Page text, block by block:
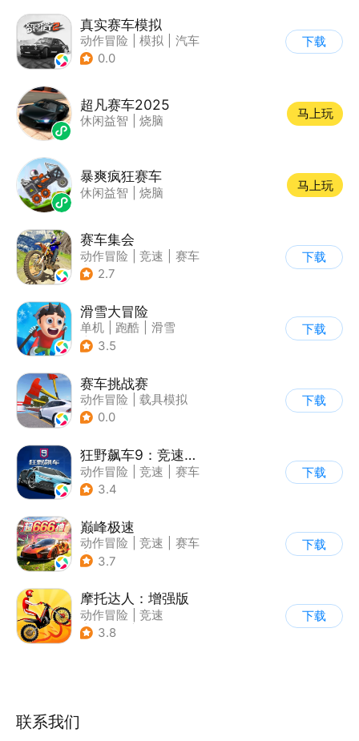
真实赛车模拟
动作冒险 模拟
汽车
| 漂移
0.0
下载
超凡赛车2025
休闲益智 烧脑
马上玩
暴爽疯狂赛车
休闲益智 烧脑
马上玩
赛车集会
动作冒险 竞速
赛车
| 写实
2.7
下载
滑雪大冒险
单机 跑酷
滑雪
| 游道易
3.5
下载
赛车挑战赛
动作冒险
载具模拟
| 汽车
0.0
下载
狂野飙车9：竞速传奇
动作冒险 竞速
赛车
| 狂野飙车
3.4
下载
巅峰极速
动作冒险 竞速
赛车
| 漂移
3.7
下载
摩托达人：增强版
动作冒险
竞速
| 摩托车
3.8
下载
联系我们